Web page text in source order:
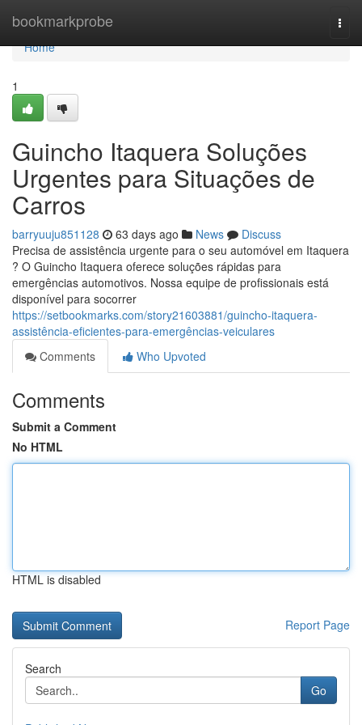
bookmarkprobe
Home
Home
1
Guincho Itaquera Soluções
Urgentes para Situações de
Carros
barryuuju851128 63 days ago News
Discuss
Precisa de assistência urgente para o seu automóvel em Itaquera
? O Guincho Itaquera oferece soluções rápidas para
emergências automotivos. Nossa equipe de profissionais está
disponível para socorrer
https://setbookmarks.com/story21603881/guincho-itaquera-
assistência-eficientes-para-emergências-veiculares
Comments
Who Upvoted
Comments
Submit a Comment
No HTML
HTML is disabled
Report Page
Search
Go